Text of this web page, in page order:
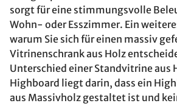
sorgt für eine stimmungsvolle
Wohn- oder Esszimmer. Ein
warum Sie sich für einen massiv
Vitrinenschrank aus Holz
Unterschied einer Standvitrine aus
Highboard liegt darin, dass ein
aus Massivholz gestaltet ist und